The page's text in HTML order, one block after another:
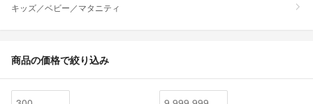
キッズ／ベビー／マタニティ
商品の価格で絞り込み